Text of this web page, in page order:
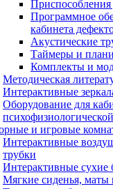
Приспособления
Программное
кабинета
Акустические
Таймеры и
Комплекты и
Методическая
Интерактивные
Оборудование для
и игровые
Интерактивные
трубки
Интерактивные сухие
Мягкие сиденья,